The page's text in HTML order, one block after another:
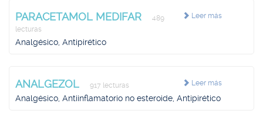
Leer más
PARACETAMOL MEDIFAR
489
lecturas
Analgésico, Antipirético
Leer más
ANALGEZOL 917 lecturas
Analgésico, Antiinflamatorio no esteroide, Antipirético